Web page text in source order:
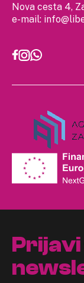
Nova cesta 4,
e-mail:
Prijavi